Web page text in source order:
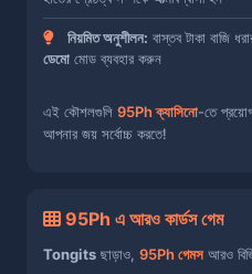
নিয়মিত অনুশীলন: বাস্তব টাকা বাজি
ডেমো মোড ব্যবহার করুন
এই কৌশলগুলি 95Ph ক্যাসিনো-তে
আপনার জয় সর্বোচ্চ করতে!
95Ph এ আরও কার্ডস গেম
Tongits ছাড়াও, 95Ph গেমসআরও